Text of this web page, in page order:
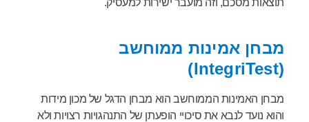
תוצאות מסכם, וזה מועבר ישירות למעסיק.
מבחן אמינות ממוחשב
(IntegriTest)
מבחן האמינות הממוחשב הוא מבחן הדגל של מכון מידות
והוא נועד לנבא את סיכויי הופעתן של התנהגויות רצויות ולא